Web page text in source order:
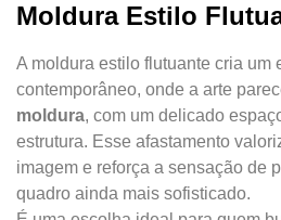
Moldura Estilo
A moldura estilo flutuante cria um
contemporâneo, onde a arte
moldura, com um delicado
estrutura. Esse afastamento
imagem e reforça a sensação de
quadro ainda mais sofisticado.